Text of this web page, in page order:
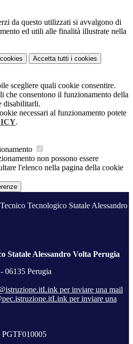
da questo utilizzati si avvalgono di
ed utili alle finalità illustrate nella
Accetta tutti i cookies
scegliere quali cookie consentire.
che consentono il funzionamento della
disabilitarli.
necessari al funzionamento potete
.
non possono essere
l'elenco nella pagina della cookie
Tecnologico Statale Alessandro
Statale Alessandro Volta Perugia
06135 Perugia
Link per inviare una mail
Link per inviare una
PGTF010005